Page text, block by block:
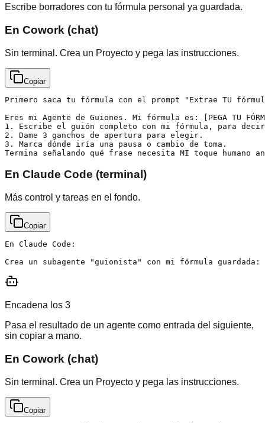
Escribe borradores con tu fórmula personal ya guardada.
En Cowork (chat)
Sin terminal. Crea un Proyecto y pega las instrucciones.
Copiar
Primero saca tu fórmula con el prompt "Extrae TU
Eres mi Agente de Guiones. Mi fórmula es: [PEGA TU
1. Escribe el guión completo con mi fórmula, para
2. Dame 3 ganchos de apertura para elegir.
3. Marca dónde iría una pausa o cambio de toma.
Termina señalando qué frase necesita MI toque humano
En Claude Code (terminal)
Más control y tareas en el fondo.
Copiar
En Claude Code:
Crea un subagente "guionista" con mi fórmula guardada:
Encadena los 3
Pasa el resultado de un agente como entrada del siguiente,
sin copiar a mano.
En Cowork (chat)
Sin terminal. Crea un Proyecto y pega las instrucciones.
Copiar